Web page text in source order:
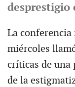
desprestigio
La
miércoles
críticas de una
de la